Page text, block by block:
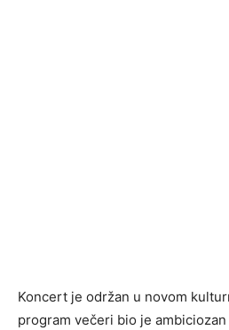
Koncert je održan u novom
program večeri bio je